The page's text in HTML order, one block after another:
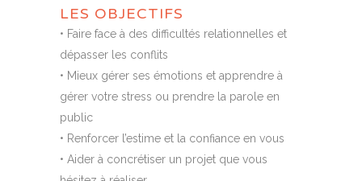
LES OBJECTIFS
• Faire face à des difficultés relationnelles et
dépasser les conflits
• Mieux gérer ses émotions et apprendre à
gérer votre stress ou prendre la parole en
public
• Renforcer l’estime et la confiance en vous
• Aider à concrétiser un projet que vous